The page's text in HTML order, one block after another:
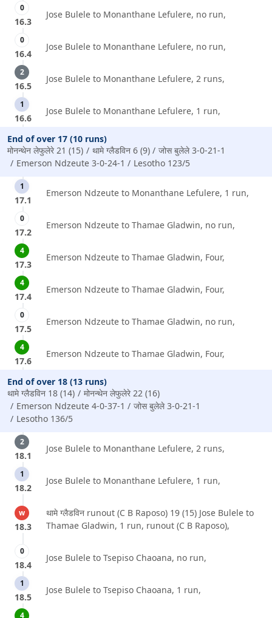
0
16.3
Jose Bulele to Monanthane Lefulere, no run,
0
16.4
Jose Bulele to Monanthane Lefulere, no run,
2
16.5
Jose Bulele to Monanthane Lefulere, 2 runs,
1
16.6
Jose Bulele to Monanthane Lefulere, 1 run,
End of over 17 (10 runs)
मोनन्थेन लेफुलेरे 21 (15)
थामे ग्लैडविन 6 (9)
जोस बुलेले 3-0-21-1
Emerson Ndzeute 3-0-24-1
Lesotho 123/5
1
17.1
Emerson Ndzeute to Monanthane Lefulere, 1 run,
0
17.2
Emerson Ndzeute to Thamae Gladwin, no run,
4
17.3
Emerson Ndzeute to Thamae Gladwin, Four,
4
17.4
Emerson Ndzeute to Thamae Gladwin, Four,
0
17.5
Emerson Ndzeute to Thamae Gladwin, no run,
4
17.6
Emerson Ndzeute to Thamae Gladwin, Four,
End of over 18 (13 runs)
थामे ग्लैडविन 18 (14)
मोनन्थेन लेफुलेरे 22 (16)
Emerson Ndzeute 4-0-37-1
जोस बुलेले 3-0-21-1
Lesotho 136/5
2
18.1
Jose Bulele to Monanthane Lefulere, 2 runs,
1
18.2
Jose Bulele to Monanthane Lefulere, 1 run,
w
18.3
थामे ग्लैडविन runout (C B Raposo) 19 (15) Jose Bulele to
Thamae Gladwin, 1 run, runout (C B Raposo),
0
18.4
Jose Bulele to Tsepiso Chaoana, no run,
1
18.5
Jose Bulele to Tsepiso Chaoana, 1 run,
4